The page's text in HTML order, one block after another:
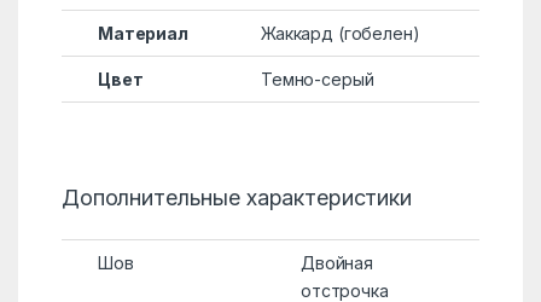
Материал Жаккард (гобелен)
Цвет Темно-серый
Дополнительные характеристики
Шов
Двойная
отстрочка